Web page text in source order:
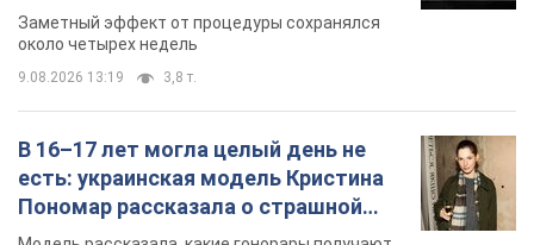
так почти месяц
Заметный эффект от процедуры сохранялся
около четырех недель
9.08.2026 13:19 3,8 т.
В 16–17 лет могла целый день не
есть: украинская модель Кристина
Пономар рассказала о страшной
стороне модельной карьеры